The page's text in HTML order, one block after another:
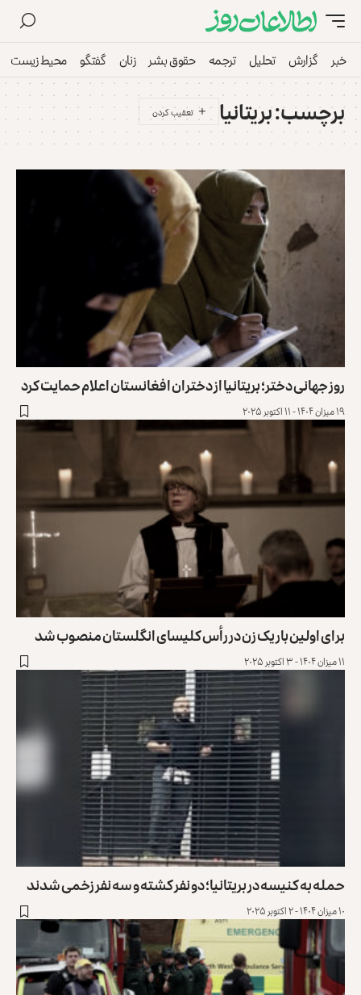
خبر گزارش تحلیل ترجمه حقوق بشر زنان گفتگو محیط زیست
برچسب:بریتانیا
روز جهانی دختر؛ بریتانیا از دختران افغانستان اعلام حمایت کرد
۱۹ میزان ۱۴۰۴ - ۱۱ اکتوبر ۲۰۲۵
برای اولین بار یک زن در رأس کلیسای انگلستان منصوب شد
۱۱ میزان ۱۴۰۴ - ۳ اکتوبر ۲۰۲۵
حمله به کنیسه در بریتانیا؛ دو نفر کشته و سه نفر زخمی شدند
۱۰ میزان ۱۴۰۴ - ۲ اکتوبر ۲۰۲۵